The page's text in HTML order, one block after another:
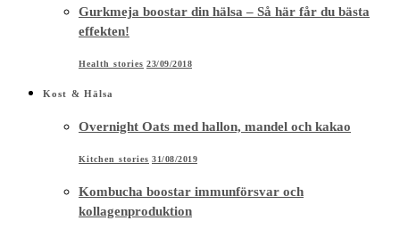
Gurkmeja boostar din hälsa – Så här får du bästa
effekten!
Health stories 23/09/2018
Kost & Hälsa
Overnight Oats med hallon, mandel och kakao
Kitchen stories 31/08/2019
Kombucha boostar immunförsvar och
kollagenproduktion